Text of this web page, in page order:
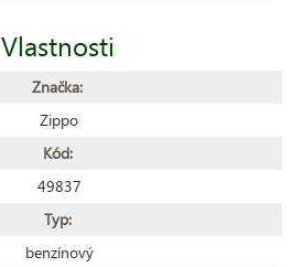
Vlastnosti
Značka:
Zippo
Kód:
49837
Typ:
benzínový